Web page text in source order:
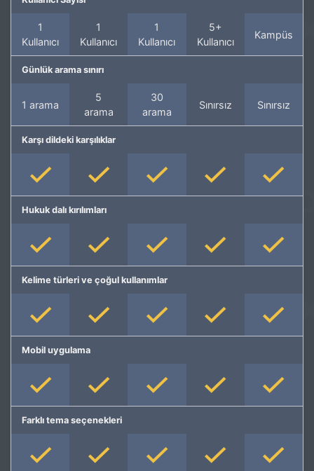
1
Kullanıcı
1
Kullanıcı
1
Kullanıcı
5+
Kullanıcı
Kampüs
Günlük arama sınırı
1 arama
5
arama
30
arama
Sınırsız Sınırsız
Karşı dildeki karşılıklar
Hukuk dalı kırılımları
Kelime türleri ve çoğul kullanımlar
Mobil uygulama
Farklı tema seçenekleri